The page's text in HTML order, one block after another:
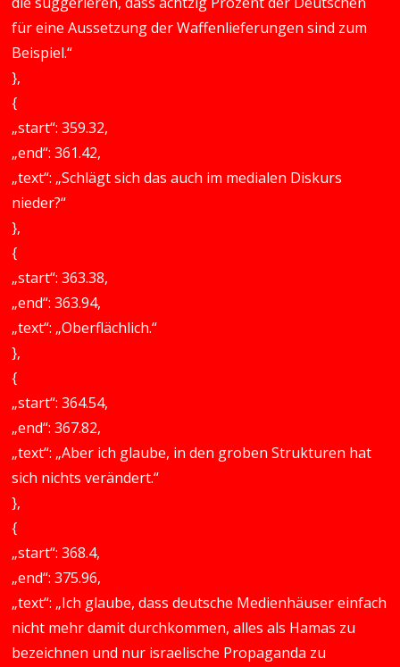
für eine Aussetzung der Waffenlieferungen sind zum
Beispiel.“
},
{
„start“: 359.32,
„end“: 361.42,
„text“: „Schlägt sich das auch im medialen Diskurs
nieder?“
},
{
„start“: 363.38,
„end“: 363.94,
„text“: „Oberflächlich.“
},
{
„start“: 364.54,
„end“: 367.82,
„text“: „Aber ich glaube, in den groben Strukturen hat
sich nichts verändert.“
},
{
„start“: 368.4,
„end“: 375.96,
„text“: „Ich glaube, dass deutsche Medienhäuser einfach
nicht mehr damit durchkommen, alles als Hamas zu
bezeichnen und nur israelische Propaganda zu